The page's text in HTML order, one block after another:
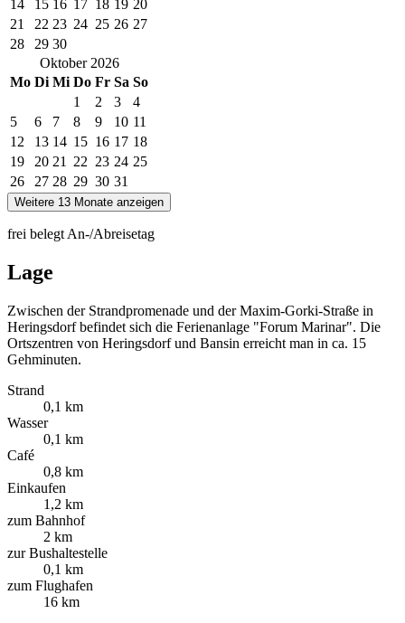
14 15 16 17 18 19 20
21
22 23 24 25 26 27
28
29 30
Oktober 2026
Mo Di Mi Do Fr Sa So
1
2 3
4
5
6 7 8 9 10 11
12
13 14 15 16 17 18
19
20 21 22 23 24 25
26
27 28 29 30 31
Weitere 13 Monate anzeigen
frei belegt An-/Abreisetag
Lage
Zwischen der Strandpromenade und der Maxim-Gorki-Straße in
Heringsdorf befindet sich die Ferienanlage "Forum Marinar". Die
Ortszentren von Heringsdorf und Bansin erreicht man in ca. 15
Gehminuten.
Strand
0,1 km
Wasser
0,1 km
Café
0,8 km
Einkaufen
1,2 km
zum Bahnhof
2 km
zur Bushaltestelle
0,1 km
zum Flughafen
16 km